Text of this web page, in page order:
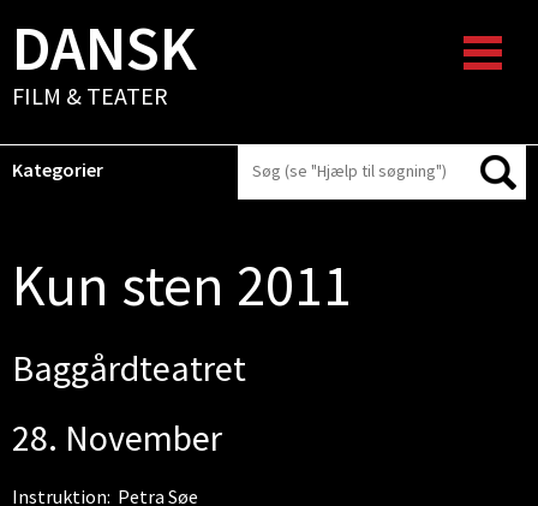
DANSK
FILM & TEATER
Kategorier
Kun sten 2011
Baggårdteatret
28. November
Instruktion: Petra Søe